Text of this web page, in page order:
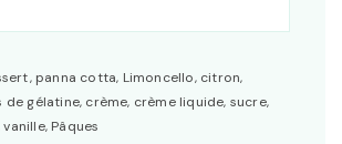
panna cotta, Limoncello, citron,
de gélatine, crème, crème liquide, sucre,
Pâques